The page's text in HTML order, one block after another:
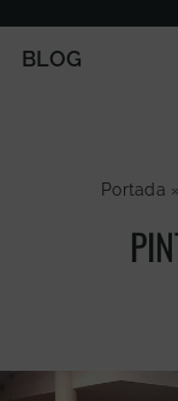
BLOG
Portada »